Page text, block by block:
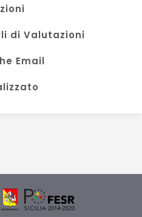
di Valutazioni
Email